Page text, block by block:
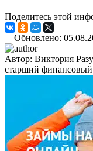
Поделитесь этой
Обновлено:
Автор: Виктория
старший финансовый